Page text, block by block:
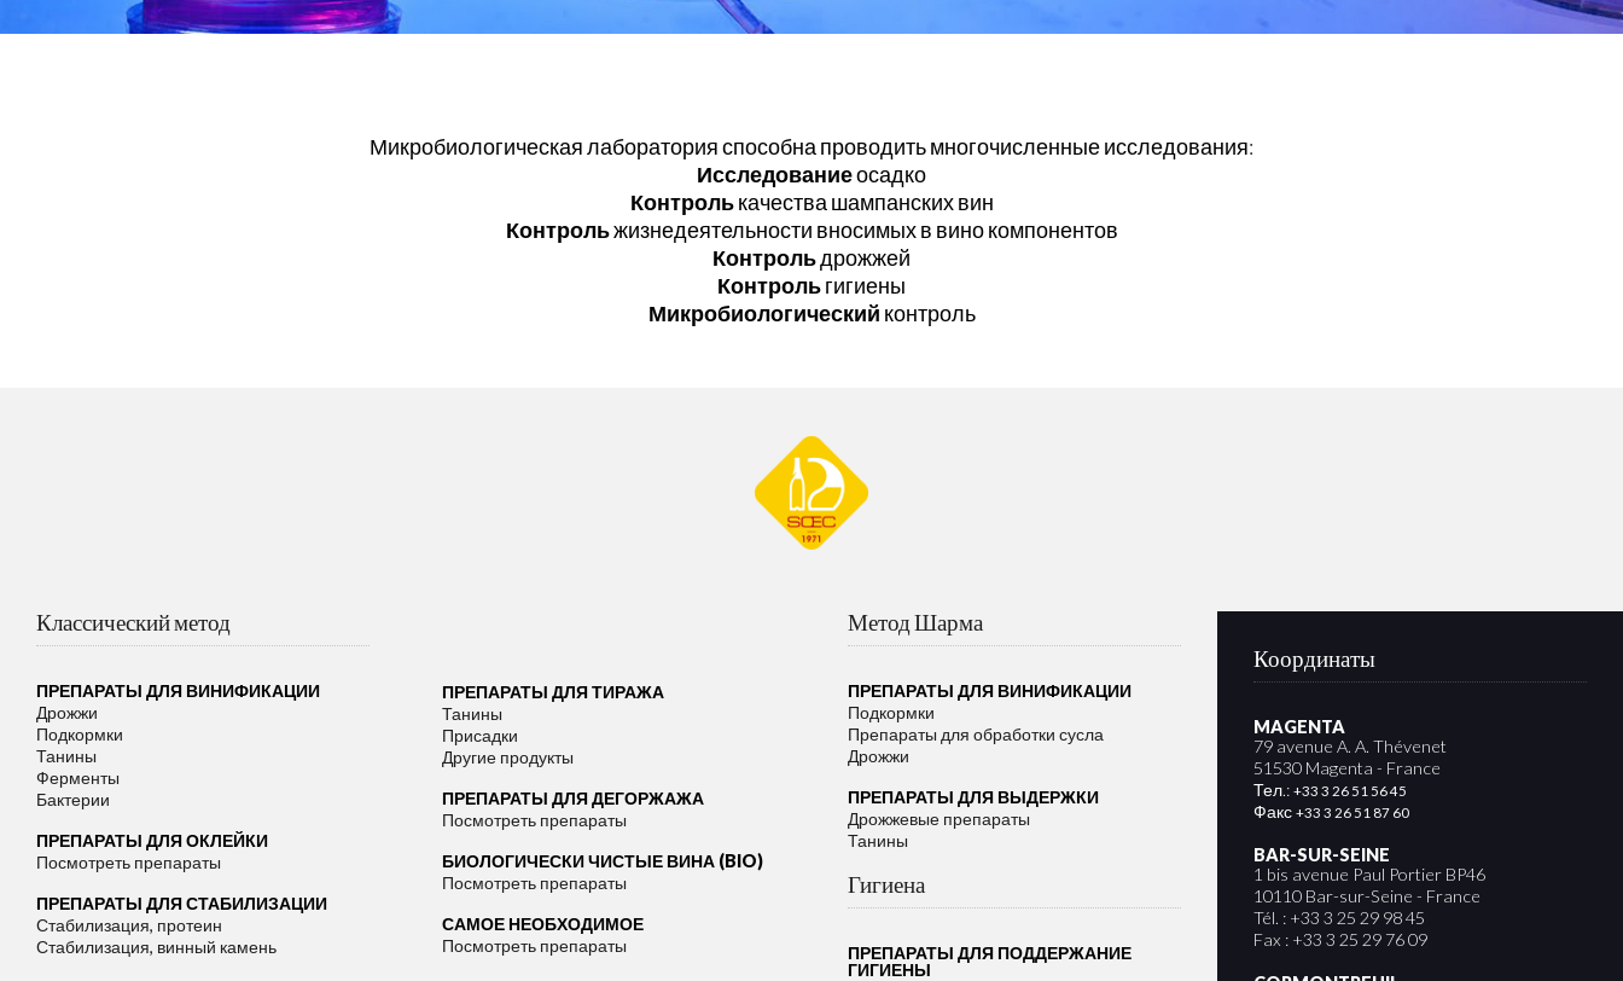
Микробиологическая лаборатория способна проводить многочисленные исследования:
Исследованиеосадко
Контролькачества шампанских вин
Контрольжизнедеятельности вносимых в вино компонентов
Контрольдрожжей
Контрольгигиены
Микробиологический контроль
Классический метод
ПРЕПАРАТЫ ДЛЯ ВИНИФИКАЦИИ
Дрожжи
Подкормки
Танины
Ферменты
Бактерии
ПРЕПАРАТЫ ДЛЯ ОКЛЕЙКИ
Посмотреть препараты
ПРЕПАРАТЫ ДЛЯ СТАБИЛИЗАЦИИ
Стабилизация, протеин
Стабилизация, винный камень
ПРЕПАРАТЫ ДЛЯ ТИРАЖА
Танины
Присадки
Другие продукты
ПРЕПАРАТЫ ДЛЯ ДЕГОРЖАЖА
Посмотреть препараты
БИОЛОГИЧЕСКИ ЧИСТЫЕ ВИНА (BIO)
Посмотреть препараты
САМОЕ НЕОБХОДИМОЕ
Посмотреть препараты
Метод Шарма
ПРЕПАРАТЫ ДЛЯ ВИНИФИКАЦИИ
Подкормки
Препараты для обработки сусла
Дрожжи
ПРЕПАРАТЫ ДЛЯ ВЫДЕРЖКИ
Дрожжевые препараты
Танины
Гигиена
ПРЕПАРАТЫ ДЛЯ ПОДДЕРЖАНИЕ
ГИГИЕНЫ
Координаты
MAGENTA
79 avenue A. A. Thévenet
51530 Magenta - France
Тел.: +33 3 26 51 56 45
Факс +33 3 26 51 87 60
BAR-SUR-SEINE
1 bis avenue Paul Portier BP46
10110 Bar-sur-Seine - France
Tél. : +33 3 25 29 98 45
Fax : +33 3 25 29 76 09